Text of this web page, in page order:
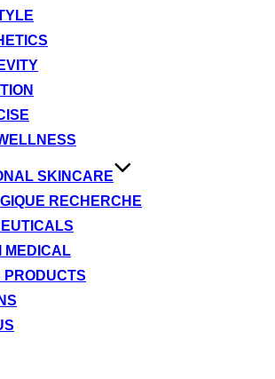
SKINCARE
RECHERCHE
MEDICAL